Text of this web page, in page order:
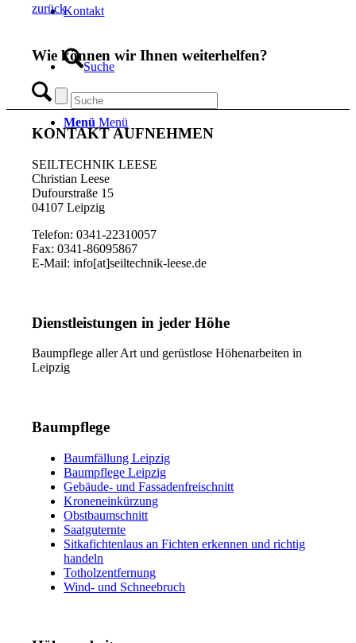
Kontakt
Suche
Menü Menü
zurück
Wie können wir Ihnen weiterhelfen?
KONTAKT AUFNEHMEN
SEILTECHNIK LEESE
Christian Leese
Dufourstraße 15
04107 Leipzig
Telefon: 0341-22310057
Fax: 0341-86095867
E-Mail: info[at]seiltechnik-leese.de
Dienstleistungen in jeder Höhe
Baumpflege aller Art und gerüstlose Höhenarbeiten in
Leipzig
Baumpflege
Baumfällung Leipzig
Baumpflege Leipzig
Gebäude- und Fassadenfreischnitt
Kroneneinkürzung
Obstbaumschnitt
Saatguternte
Sitkafichtenlaus an Fichten erkennen und richtig
handeln
Totholzentfernung
Wind- und Schneebruch